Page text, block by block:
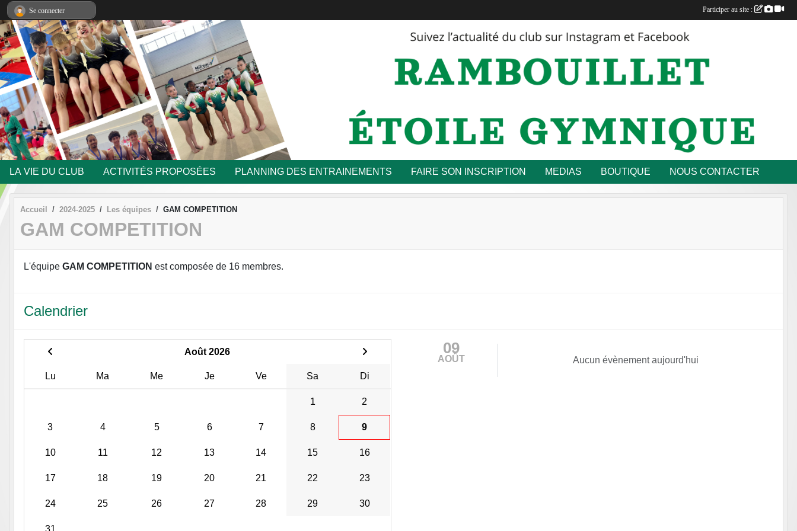
LA VIE DU CLUB ACTIVITÉS PROPOSÉES PLANNING DES ENTRAINEMENTS FAIRE SON INSCRIPTION MEDIAS BOUTIQUE NOUS CONTACTER
Accueil 2024-2025 Les équipes GAM COMPETITION
GAM COMPETITION
L'équipe GAM COMPETITION est composée de 16 membres.
Calendrier
Août 2026
Lu Ma Me Je Ve Sa Di
1 2
3 4 5 6 7 8 9
10 11 12 13 14 15 16
17 18 19 20 21 22 23
24 25 26 27 28 29 30
09
AOÛT Aucun évènement aujourd'hui
Se connecter Participer au site :
Panneau de gestion des cookies